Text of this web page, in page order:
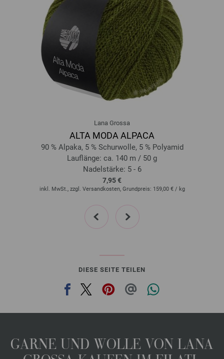
14-Rot | EAN: 4033493411622
15-Azalee | EAN: 4033493411639
16-Rotviolett | EAN: 4033493411646
17-Burgund | EAN: 4033493411653
18-Dunkelbraun | EAN: 4033493411660
19-Schwarz | EAN: 4033493411677
20-Rostorange | EAN: 4033493411684
21-Safrangelb | EAN: 4033493411691
24-Weiß | EAN: 4033493411721
25-Hellgrau | EAN: 4033493411738
26-Dunkelgrau | EAN: 4033493411745
Lana Grossa
ALTA MODA ALPACA
90 % Alpaka, 5 % Schurwolle, 5 % Polyamid
Lauflänge: ca. 140 m / 50 g
Nadelstärke: 5 - 6
7,95 €
inkl. MwSt., zzgl. Versandkosten, Grundpreis: 159,00 € / kg
prev next
DIESE SEITE TEILEN
GARNE UND WOLLE VON LANA